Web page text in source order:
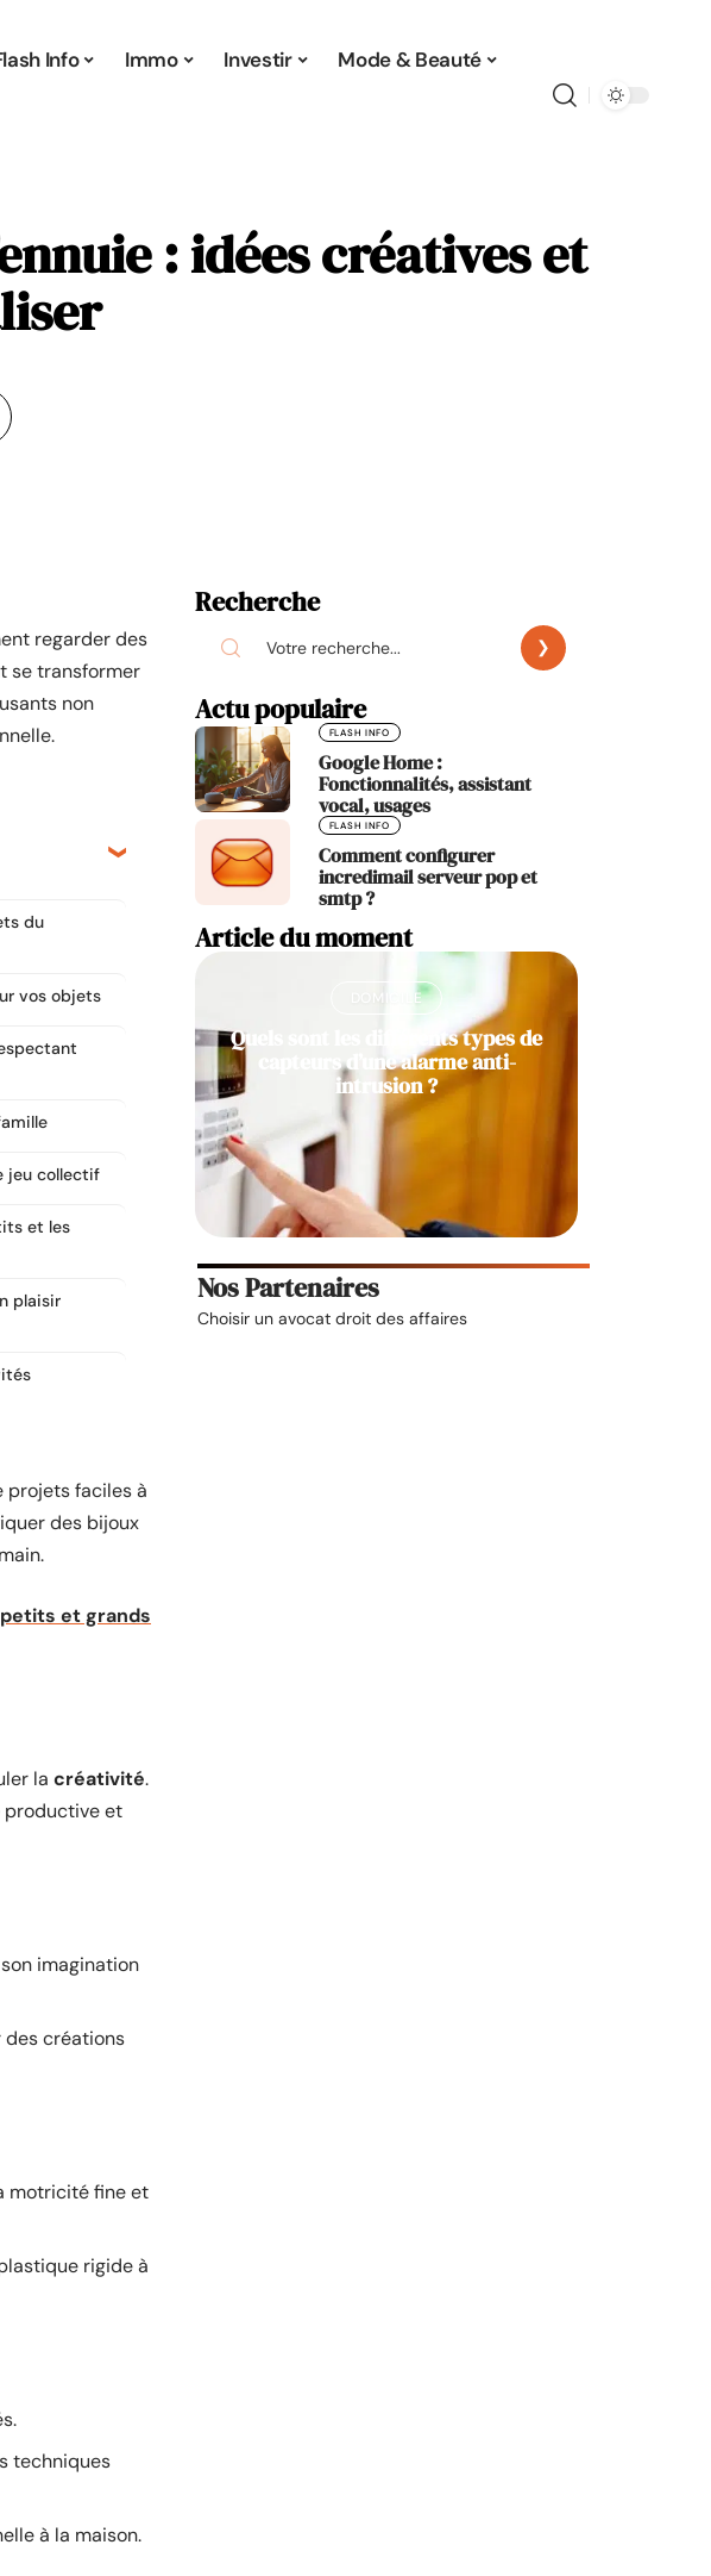
Info Immo Investir Mode & Beauté
: idées créatives et
regarder des
se transformer
non
du
vos objets
jeu collectif
et les
plaisir
projets faciles à
des bijoux
et grands
la créativité.
productive et
imagination
des créations
motricité fine et
rigide à
techniques
à la maison.
Recherche
Actu populaire
FLASH INFO
Google Home :
Fonctionnalités, assistant
vocal, usages
FLASH INFO
Comment configurer
incredimail serveur pop et
smtp ?
Article du moment
DOMICILE
Quels sont les différents types de
capteurs d’une alarme anti-
intrusion ?
Nos Partenaires
Choisir un avocat droit des affaires